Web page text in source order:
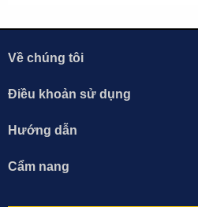
Về chúng tôi
Điều khoản sử dụng
Hướng dẫn
Cẩm nang